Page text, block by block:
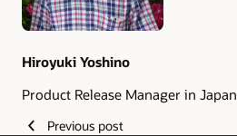
Hiroyuki Yoshino
Product Release Manager in Japan
Previous post